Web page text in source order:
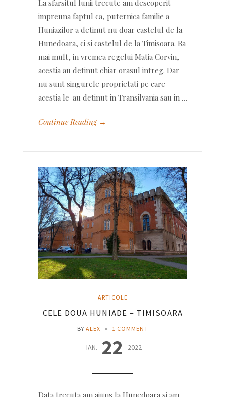
La sfarsitul lunii trecute am descoperit
impreuna faptul ca, puternica familie a
Huniazilor a detinut nu doar castelul de la
Hunedoara, ci si castelul de la Timisoara. Ba
mai mult, in vremea regelui Matia Corvin,
acestia au detinut chiar orasul intreg. Dar
nu sunt singurele proprietati pe care
acestia le-au detinut in Transilvania sau in …
Continue Reading →
ARTICOLE
CELE DOUA HUNIADE – TIMISOARA
BY ALEX ● 1 COMMENT
22
IAN. 2022